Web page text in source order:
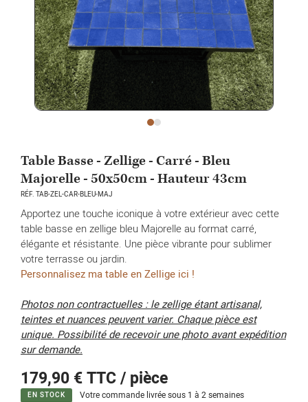
Table Basse - Zellige - Carré - Bleu
Majorelle - 50x50cm - Hauteur 43cm
RÉF. TAB-ZEL-CAR-BLEU-MAJ
Apportez une touche iconique à votre extérieur avec cette
table basse en zellige bleu Majorelle au format carré,
élégante et résistante. Une pièce vibrante pour sublimer
votre terrasse ou jardin.
Personnalisez ma table en Zellige ici !
Photos non contractuelles : le zellige étant artisanal,
teintes et nuances peuvent varier. Chaque pièce est
unique. Possibilité de recevoir une photo avant expédition
sur demande.
179,90 €TTC / pièce
EN STOCK Votre commande livrée sous 1 à 2 semaines